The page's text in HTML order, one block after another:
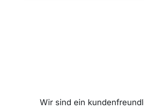
Wir sind ein